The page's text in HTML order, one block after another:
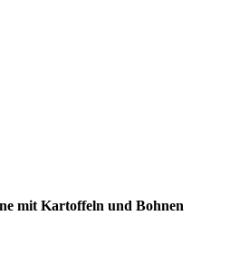
mit Kartoffeln und Bohnen